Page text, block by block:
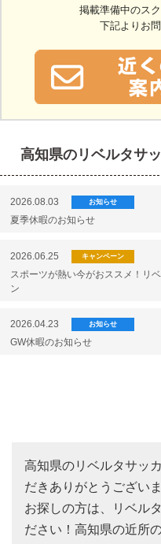
掲載準備中のス
下記よりお
高知県のリベルタサ
2026.08.03 お知らせ
夏季休暇のお知らせ
2026.06.25 キャンペーン
スポーツが熱い今がおススメ！リ
ン
2026.04.23 お知らせ
GW休暇のお知らせ
高知県のリベルタサッ
だきありがとうござい
お探しの方は、リベル
ださい！高知県の近所